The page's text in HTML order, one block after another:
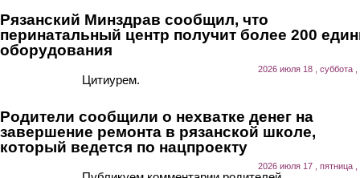
Рязанский Минздрав сообщил, что
перинатальный центр получит более 200
оборудования
2026 июля 18 , суббота ,
Цитиурем.
Родители сообщили о нехватке денег на
завершение ремонта в рязанской школе,
который ведется по нацпроекту
2026 июля 17 , пятница ,